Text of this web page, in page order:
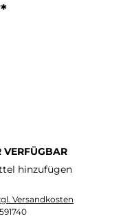
VERFÜGBAR
hinzufügen
Versandkosten